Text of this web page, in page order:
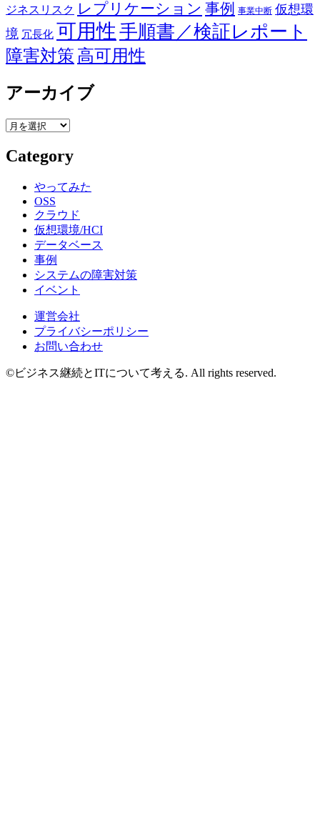
ジネスリスク レプリケーション 事例 事業中断 仮想環
境 冗長化 可用性 手順書／検証レポート
障害対策 高可用性
アーカイブ
ア
カ
Category
やってみた
OSS
クラウド
仮想環境/HCI
データベース
事例
システムの障害対策
イベント
運営会社
プライバシーポリシー
お問い合わせ
©ビジネス継続とITについて考える. All rights reserved.